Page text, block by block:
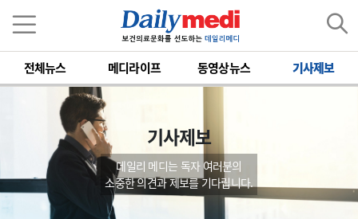
전체뉴스 메디라이프 동영상뉴스 기사제보
기사제보
데일리 메디는 독자 여러분의
소중한 의견과 제보를 기다립니다.